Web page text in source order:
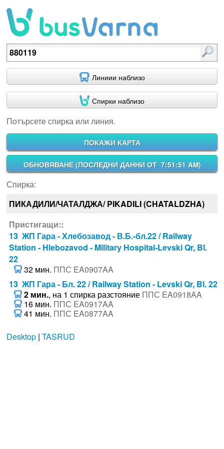
Потърсете спирка или линия.
Линиии наблизо
Спирки наблизо
Потърсете спирка или линия.
ПОКАЖИ КАРТА
ОБНОВЯВАНЕ (ПОСЛЕДНИ ДАННИ ОТ 7:51:51 AM)
Спирка:
ПИКАДИЛИ/ЧАТАЛДЖА/ PIKADILI (CHATALDZHA)
Пристигащи::
13 ЖП Гара - Хлебозавод - В.Б.-бл.22 / Railway
Station - Hlebozavod - Military Hospital-Levski Qr, Bl.
22
32 мин. ППС EA0907AA
13 ЖП Гара - Бл. 22 / Railway Station - Levski Qr, Bl. 22
2 мин., на 1 спирка разстояние ППС EA0918AA
16 мин. ППС EA0917AA
41 мин. ППС EA0877AA
Desktop| TASRUD